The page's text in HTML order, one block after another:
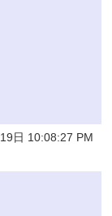
日 10:08:27 PM